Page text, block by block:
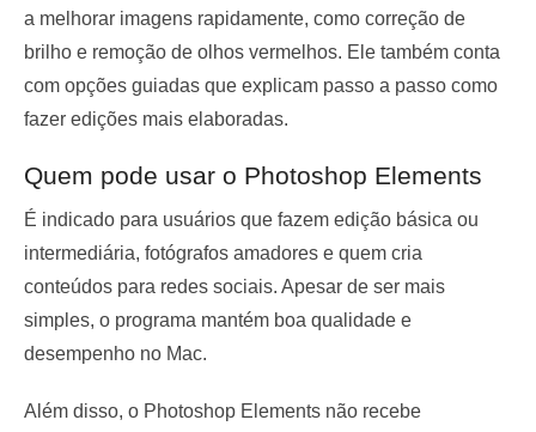
a melhorar imagens rapidamente, como correção de
brilho e remoção de olhos vermelhos. Ele também conta
com opções guiadas que explicam passo a passo como
fazer edições mais elaboradas.
Quem pode usar o Photoshop Elements
É indicado para usuários que fazem edição básica ou
intermediária, fotógrafos amadores e quem cria
conteúdos para redes sociais. Apesar de ser mais
simples, o programa mantém boa qualidade e
desempenho no Mac.
Além disso, o Photoshop Elements não recebe